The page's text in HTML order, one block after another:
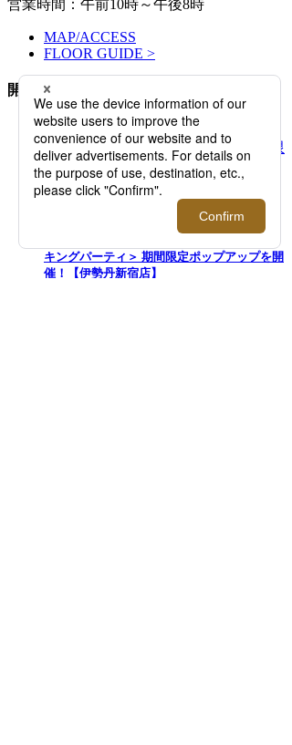
営業時間：午前10時～午後8時
MAP/ACCESS
FLOOR GUIDE >
開催中のイベント
キングパーティ＞ 期間限定ポップアップを開
催！【伊勢丹新宿店】